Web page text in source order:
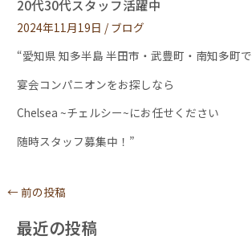
20代30代スタッフ活躍中
2024年11月19日 / ブログ
“愛知県 知多半島 半田市・武豊町・南知多町で
宴会コンパニオンをお探しなら
Chelsea ~チェルシー~にお任せください
随時スタッフ募集中！”
←前の投稿
最近の投稿